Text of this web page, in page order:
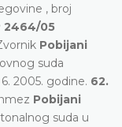
, broj
2464/05
Pobijani
suda
2005. godine. 62.
Pobijani
suda u